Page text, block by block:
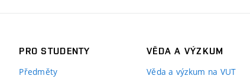
PRO STUDENTY
Předměty
VĚDA A VÝZKUM
Věda a výzkum na VUT